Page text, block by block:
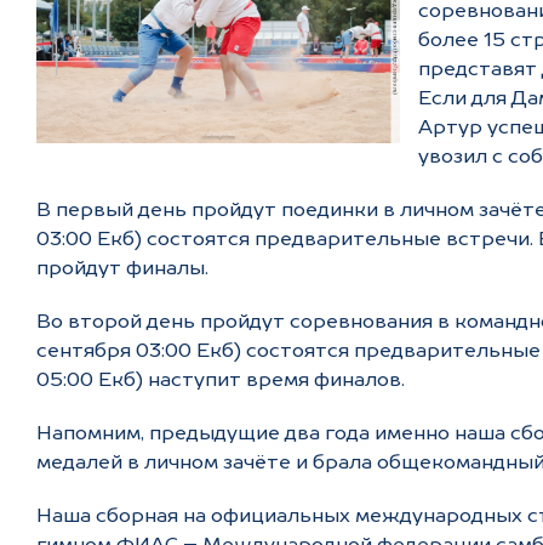
более 15
Если для
Артур
увозил с
В первый день пройдут поединки в личном
03:00 Екб) состоятся предварительные
пройдут финалы.
Во второй день пройдут соревнования в
сентября 03:00 Екб) состоятся
05:00 Екб) наступит время финалов.
Напомним, предыдущие два года именно наша
медалей в личном зачёте и брала
Наша сборная на официальных международных